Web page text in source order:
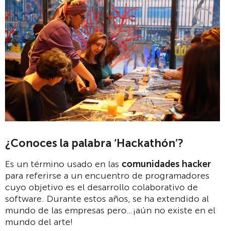
¿Conoces la palabra ‘Hackathón’?
Es un término usado en las comunidades hacker
para referirse a un encuentro de programadores
cuyo objetivo es el desarrollo colaborativo de
software. Durante estos años, se ha extendido al
mundo de las empresas pero…¡aún no existe en el
mundo del arte!